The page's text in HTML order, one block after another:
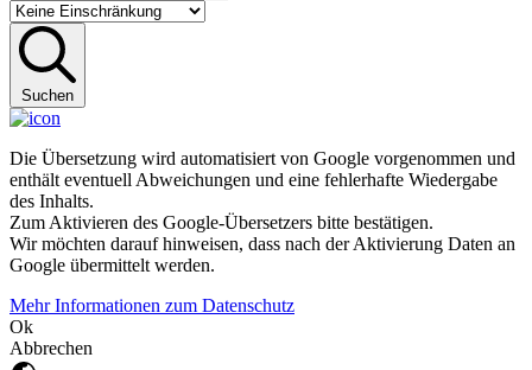
Suchen
Die Übersetzung wird automatisiert von Google vorgenommen und
enthält eventuell Abweichungen und eine fehlerhafte Wiedergabe
des Inhalts.
Zum Aktivieren des Google-Übersetzers bitte bestätigen.
Wir möchten darauf hinweisen, dass nach der Aktivierung Daten an
Google übermittelt werden.
Mehr Informationen zum Datenschutz
Ok
Abbrechen